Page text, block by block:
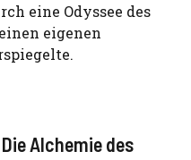
eine Odyssee des
eigenen
Alchemie des